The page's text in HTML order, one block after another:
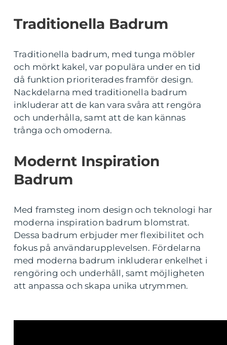
Traditionella Badrum
Traditionella badrum, med tunga möbler
och mörkt kakel, var populära under en tid
då funktion prioriterades framför design.
Nackdelarna med traditionella badrum
inkluderar att de kan vara svåra att rengöra
och underhålla, samt att de kan kännas
trånga och omoderna.
Modernt Inspiration
Badrum
Med framsteg inom design och teknologi har
moderna inspiration badrum blomstrat.
Dessa badrum erbjuder mer flexibilitet och
fokus på användarupplevelsen. Fördelarna
med moderna badrum inkluderar enkelhet i
rengöring och underhåll, samt möjligheten
att anpassa och skapa unika utrymmen.